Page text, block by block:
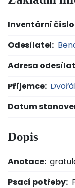
Inventární
Odesílatel:
Adresa
Příjemce:
Datum
Dopis
Anotace:
Psací potřeby: